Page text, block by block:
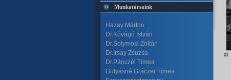
Munkatársaink
Hazay Márton
Dr.Kővágó István
Dr.Solymosi Zoltán
Dr.Irsay Zsuzsa
Dr.Pánczél Tímea
Gulyásné Gráczer Tímea